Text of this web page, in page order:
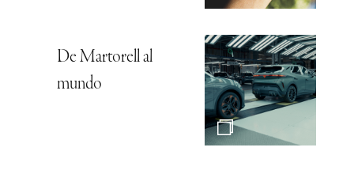
De Martorell al
mundo